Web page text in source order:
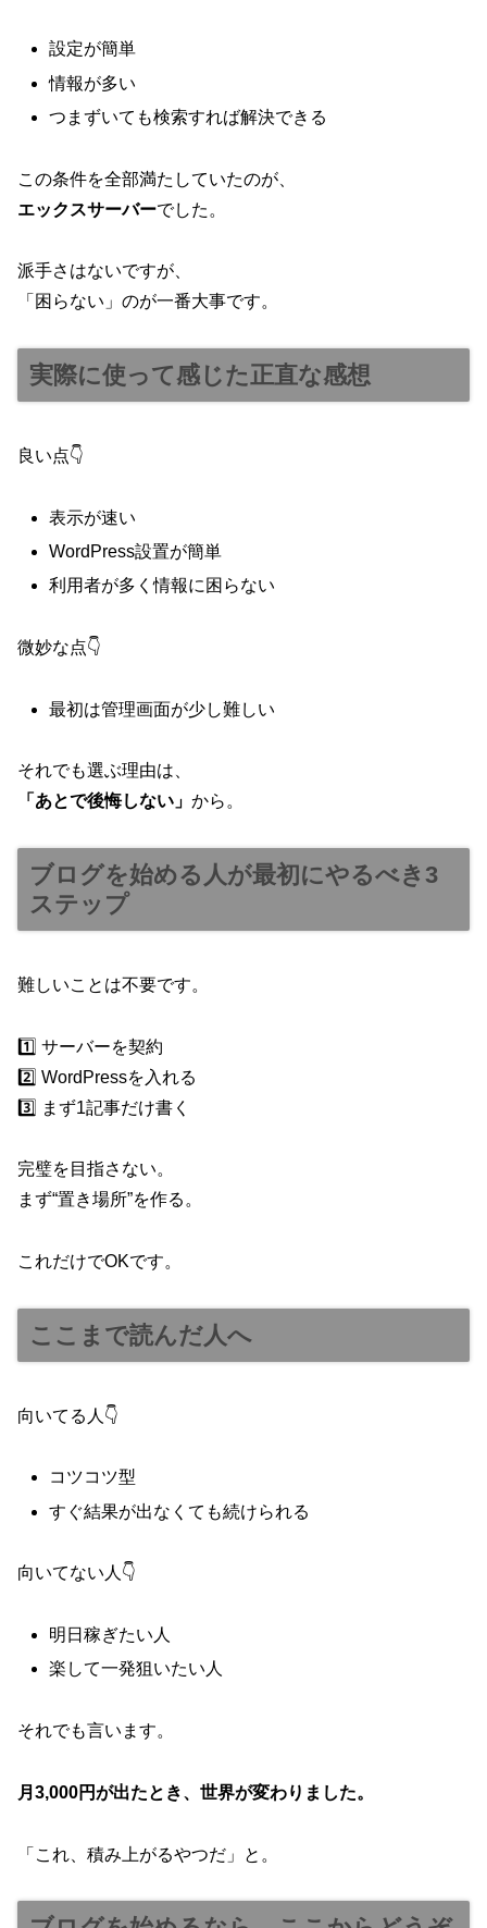
設定が簡単
情報が多い
つまずいても検索すれば解決できる
この条件を全部満たしていたのが、
エックスサーバーでした。
派手さはないですが、
「困らない」のが一番大事です。
実際に使って感じた正直な感想
良い点👇
表示が速い
WordPress設置が簡単
利用者が多く情報に困らない
微妙な点👇
最初は管理画面が少し難しい
それでも選ぶ理由は、
「あとで後悔しない」 から。
ブログを始める人が最初にやるべき3
ステップ
難しいことは不要です。
1️⃣ サーバーを契約
2️⃣ WordPressを入れる
3️⃣ まず1記事だけ書く
完璧を目指さない。
まず“置き場所”を作る。
これだけでOKです。
ここまで読んだ人へ
向いてる人👇
コツコツ型
すぐ結果が出なくても続けられる
向いてない人👇
明日稼ぎたい人
楽して一発狙いたい人
それでも言います。
月3,000円が出たとき、世界が変わりました。
「これ、積み上がるやつだ」と。